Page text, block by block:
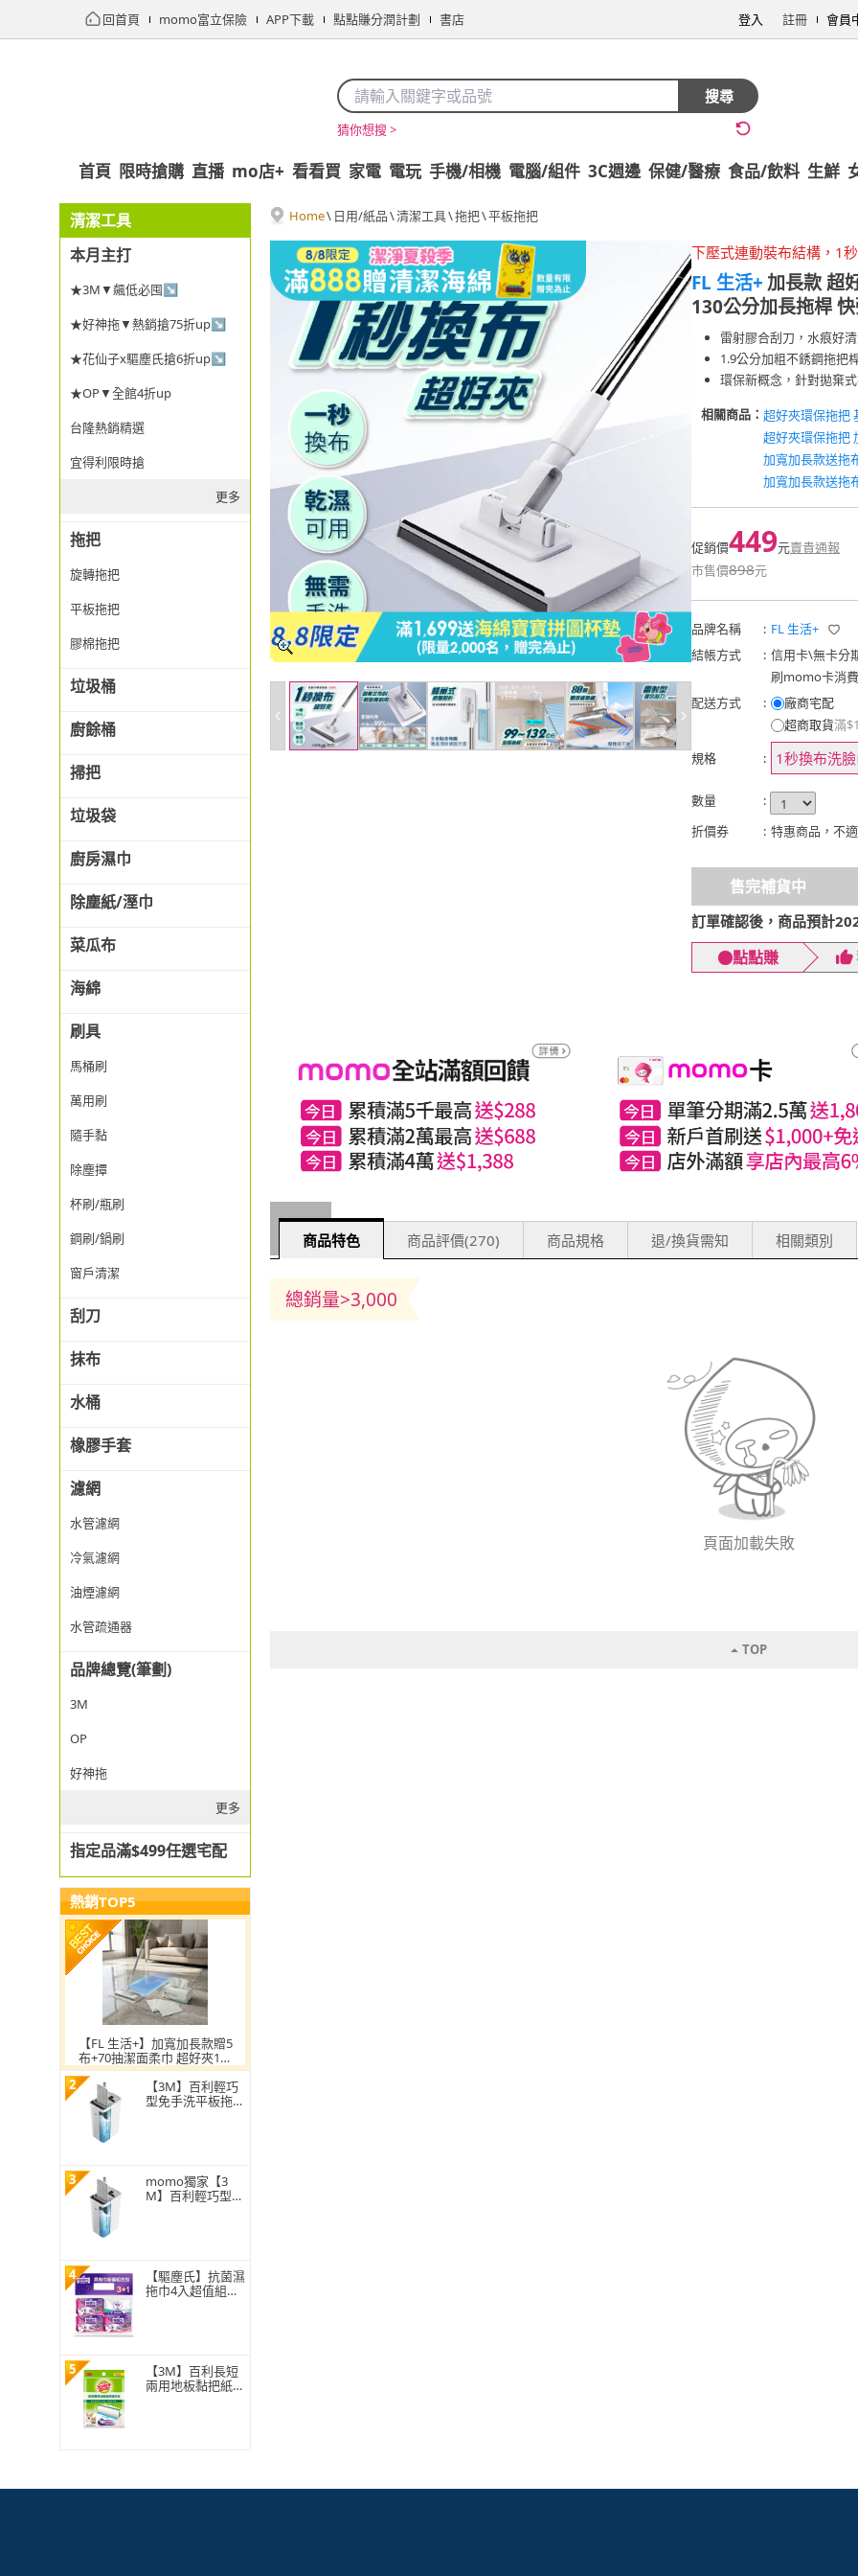
回首頁 momo富立保險 APP下載 點點賺分潤計劃 書店 登入 註冊 會員
搜尋
猜你想搜 >
首頁 限時搶購 直播 mo店+ 看看買 家電 電玩 手機/相機 電腦/組件 3C週邊 保健/醫療 食品/飲料 生鮮
清潔工具
本月主打
★3M▼飆低必囤↘
★好神拖▼熱銷搶75折up↘
★花仙子x驅塵氏搶6折up↘
★OP▼全館4折up
台隆熱銷精選
宜得利限時搶
更多
拖把
旋轉拖把
平板拖把
膠棉拖把
垃圾桶
廚餘桶
掃把
垃圾袋
廚房濕巾
除塵紙/溼巾
菜瓜布
海綿
刷具
馬桶刷
萬用刷
隨手黏
除塵撢
杯刷/瓶刷
鋼刷/鍋刷
窗戶清潔
刮刀
抹布
水桶
橡膠手套
濾網
水管濾網
冷氣濾網
油煙濾網
水管疏通器
品牌總覽(筆劃)
3M
OP
好神拖
更多
指定品滿$499任選宅配
熱銷TOP5
【FL 生活+】加寬加長款贈5
布+70抽潔面柔巾 超好夾1秒
換布洗臉巾環保拖把
2
【3M】百利輕巧
型免手洗平板拖把
3
momo獨家【3
M】百利輕巧型免
4
【驅塵氏】抗菌濕
拖巾4入超值組合
5
【3M】百利長短
兩用地板黏把紙捲
Home\ 日用/紙品\清潔工具\拖把\平板拖把
下壓式連動裝布結構，1
FL 生活+ 加長款 超
130公分加長拖桿
雷射膠合刮刀，水痕好
1.9公分加粗不銹鋼拖把
環保新概念，針對拋棄
相關商品： 超好夾環保拖把
超好夾環保拖把
加寬加長款送拖
加寬加長款送拖
促銷價449元賣貴通報
市售價898元
品牌名稱 : FL 生活+
結帳方式
: 信用卡\無卡分
刷momo卡消
配送方式
:
廠商宅配
超商取貨滿
規格
: 1秒換布洗
數量
:
折價券
: 特惠商品，不
售完補貨中
訂單確認後，商品預計
點點賺
商品特色 商品評價(270) 商品規格 退/換貨需知 相關類別
總銷量>3,000
頁面加載失敗
TOP